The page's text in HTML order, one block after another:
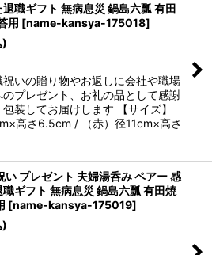
職ギフト 無病息災 鍋島六瓢 有田
用 [name-kansya-175018]
)
祝いの贈り物やお返しに会社や職場
プレゼント、お礼の品として感謝
装してお届けします 【サイズ】
高さ6.5cm / （赤）径11cm×高さ
い プレゼント 夫婦湯呑み ペアー 感
ギフト 無病息災 鍋島六瓢 有田焼
[name-kansya-175019]
)